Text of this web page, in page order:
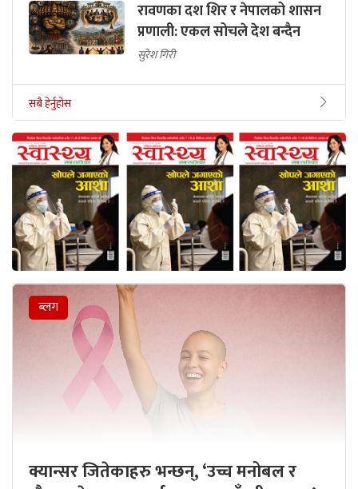
रावणका दश शिर र नेपालको शासन
प्रणाली: एकल सोचले देश बन्दैन
सुरेश गिरी
सबै हेर्नुहोस
ब्लग
क्यान्सर जितेकाहरु भन्छन्, ‘उच्च मनोबल र